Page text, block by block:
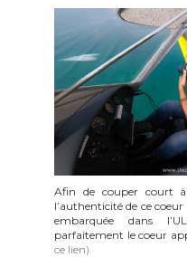
Afin de couper court
l’authenticité de ce
embarquée dans
parfaitement le coeur
ce lien).